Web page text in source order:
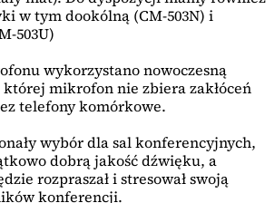
w tym dookólną (CM-503N) i
503U)
wykorzystano nowoczesną
mikrofon nie zbiera zakłóceń
telefony komórkowe.
wybór dla sal konferencyjnych,
dobrą jakość dźwięku, a
rozpraszał i stresował swoją
konferencji.